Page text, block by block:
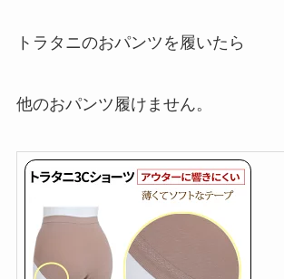
トラタニのおパンツを履いたら
他のおパンツ履けません。